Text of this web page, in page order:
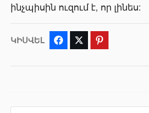
ինչպիսին ուզում է, որ լինես:
ԿԻՍՎԵԼ FacebookTwitter